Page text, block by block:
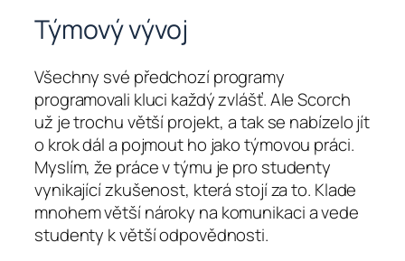
Týmový vývoj
Všechny své předchozí programy
programovali kluci každý zvlášť. Ale Scorch
už je trochu větší projekt, a tak se nabízelo jít
o krok dál a pojmout ho jako týmovou práci.
Myslím, že práce v týmu je pro studenty
vynikající zkušenost, která stojí za to. Klade
mnohem větší nároky na komunikaci a vede
studenty k větší odpovědnosti.